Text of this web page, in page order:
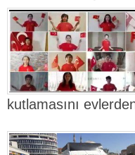
kutlamasını